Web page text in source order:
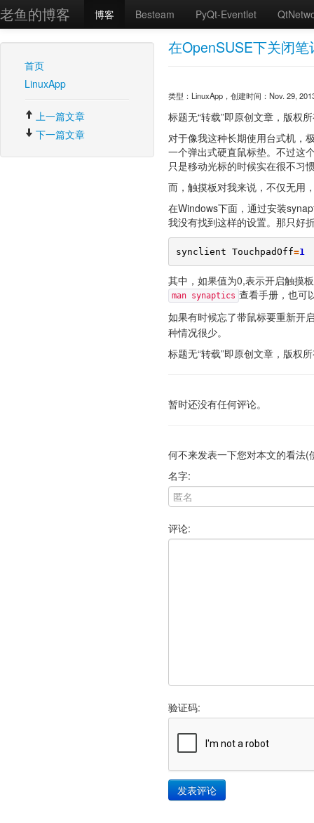
老鱼的博客 博客 Besteam PyQt-Eventlet
首页
LinuxApp
上一篇文章
下一篇文章
在OpenSUSE下关闭
类型：LinuxApp，创建时间：Nov. 29,
标题无“转载”即原创文章，版权
对于像我这种长期使用台式机，
一个弹出式硬直鼠标垫。不过这
只是移动光标的时候实在很不习
而，触摸板对我来说，不仅无用
在Windows下面，通过安装
我没有找到这样的设置。那只好
synclient TouchpadOff=1
其中，如果值为0,表示开启触摸
man synaptics 查看手册，也可
如果有时候忘了带鼠标要重新开
种情况很少。
标题无“转载”即原创文章，版权
暂时还没有任何评论。
何不来发表一下您对本文的看法(
名字:
评论:
验证码: